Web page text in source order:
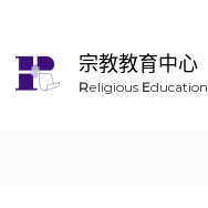
宗教教育中心
Religious Education